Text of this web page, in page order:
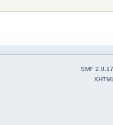
SMF 2.0.17